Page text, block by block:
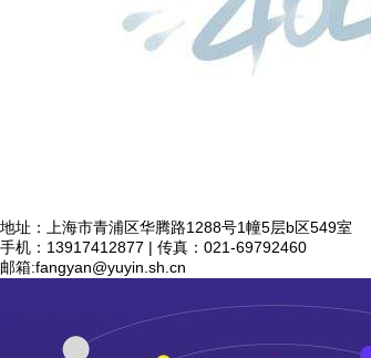
地址：上海市青浦区华腾路1288号1幢5层b区549室
手机：13917412877 | 传真：021-69792460
邮箱:fangyan@yuyin.sh.cn